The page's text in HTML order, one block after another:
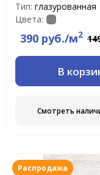
Тип: глазурованная
Цвета:
390 руб./м2
В
Смотреть
Распродажа